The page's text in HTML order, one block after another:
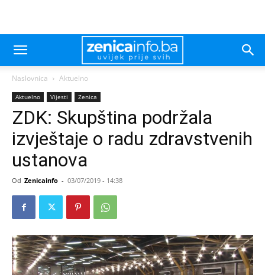
Naslovnica Aktuelno
Aktuelno Vijesti Zenica
ZDK: Skupština podržala
izvještaje o radu zdravstvenih
ustanova
Od Zenicainfo - 03/07/2019 - 14:38